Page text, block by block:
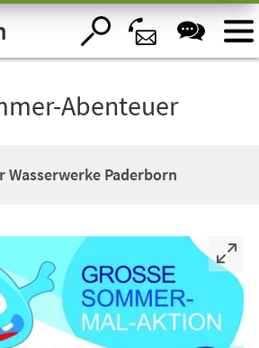
Abenteuer
Wasserwerke Paderborn